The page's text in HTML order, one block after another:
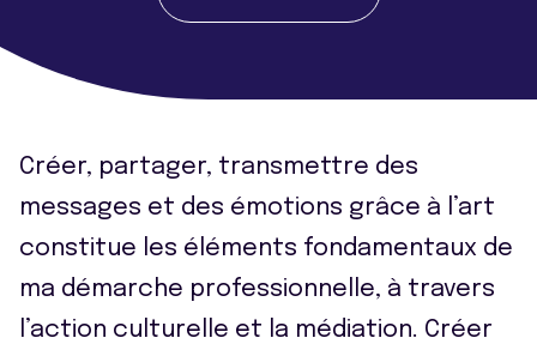
Créer, partager, transmettre des
messages et des émotions grâce à l’art
constitue les éléments fondamentaux de
ma démarche professionnelle, à travers
l’action culturelle et la médiation. Créer